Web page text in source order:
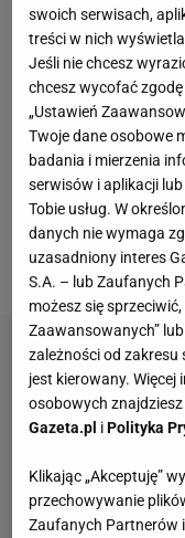
Mateusz Klich
zgrupowanie
biało-czerwoni
przeciwko Albanii,
Cracovii nie mógł
z Węgrami ze
obecność
ponownie jest
swoich serwisach,
treści w nich
Jeśli nie chcesz
chcesz wycofać
„Ustawień
Twoje dane osobowe
badania i mierzenia
serwisów i aplikacji
Tobie usług. W
danych nie wymaga
uzasadniony interes
S.A. – lub Zaufanych
możesz się
Zaawansowanych”
zależności od
jest kierowany.
osobowych
Gazeta.pl iPolityka
Klikając „Akceptuję”
przechowywanie
Zaufanych Partnerów